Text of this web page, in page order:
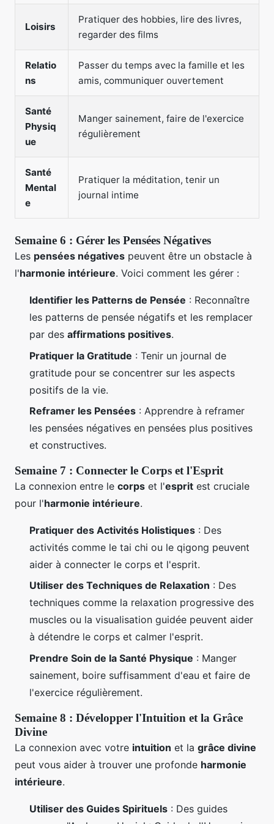
Loisirs
Pratiquer des hobbies, lire des livres,
regarder des films
Relatio
ns
Passer du temps avec la famille et les
amis, communiquer ouvertement
Santé
Physiq
ue
Manger sainement, faire de l'exercice
régulièrement
Santé
Mental
e
Pratiquer la méditation, tenir un
journal intime
Semaine 6 : Gérer les Pensées Négatives
Les pensées négatives peuvent être un obstacle à
l'harmonie intérieure. Voici comment les gérer :
Identifier les Patterns de Pensée : Reconnaître
les patterns de pensée négatifs et les remplacer
par des affirmations positives.
Pratiquer la Gratitude : Tenir un journal de
gratitude pour se concentrer sur les aspects
positifs de la vie.
Reframer les Pensées : Apprendre à reframer
les pensées négatives en pensées plus positives
et constructives.
Semaine 7 : Connecter le Corps et l'Esprit
La connexion entre le corps et l'esprit est cruciale
pour l'harmonie intérieure.
Pratiquer des Activités Holistiques : Des
activités comme le tai chi ou le qigong peuvent
aider à connecter le corps et l'esprit.
Utiliser des Techniques de Relaxation : Des
techniques comme la relaxation progressive des
muscles ou la visualisation guidée peuvent aider
à détendre le corps et calmer l'esprit.
Prendre Soin de la Santé Physique : Manger
sainement, boire suffisamment d'eau et faire de
l'exercice régulièrement.
Semaine 8 : Développer l'Intuition et la Grâce
Divine
La connexion avec votre intuition et la grâce divine
peut vous aider à trouver une profonde harmonie
intérieure.
Utiliser des Guides Spirituels : Des guides